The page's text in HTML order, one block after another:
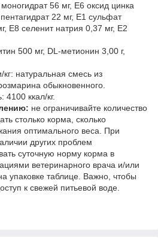
56 мг, Е6 оксид цинка
22 мг, Е1 сульфат
Е8 селенит натрия 0,37 мг, Е2
500 мг, DL-метионин 3,00 г,
натуральная смесь из
обыкновенного.
4100 ккал/кг.
не ограничивайте количество
столько корма, сколько
оптимального веса. При
других проблем
суточную норму корма в
ветеринарного врача и/или
упаковке таблице. Важно, чтобы
к свежей питьевой воде.